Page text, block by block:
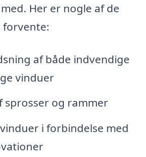
Her er nogle af de
forvente:
af både indvendige
vinduer
sprosser og rammer
i forbindelse med